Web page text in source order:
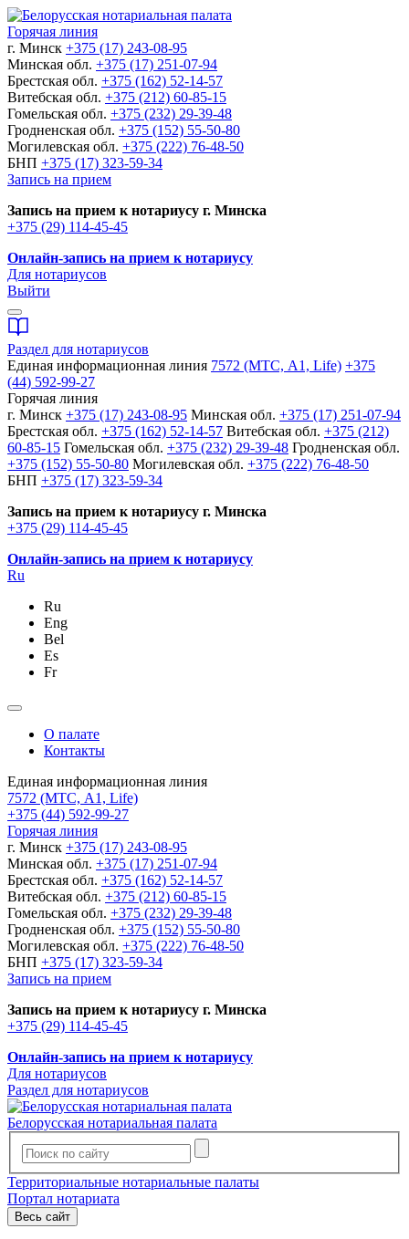
Горячая линия
г. Минск +375 (17) 243-08-95
Минская обл. +375 (17) 251-07-94
Брестская обл. +375 (162) 52-14-57
Витебская обл. +375 (212) 60-85-15
Гомельская обл. +375 (232) 29-39-48
Гродненская обл. +375 (152) 55-50-80
Могилевская обл. +375 (222) 76-48-50
БНП +375 (17) 323-59-34
Запись на прием
Запись на прием к нотариусу г. Минска
+375 (29) 114-45-45
Онлайн-запись на прием к нотариусу
Для нотариусов
Выйти
Раздел для нотариусов
Единая информационная линия 7572 (МТС, A1, Life) +375
(44) 592-99-27
Горячая линия
г. Минск +375 (17) 243-08-95 Минская обл. +375 (17) 251-07-94
Брестская обл. +375 (162) 52-14-57 Витебская обл. +375 (212)
60-85-15 Гомельская обл. +375 (232) 29-39-48 Гродненская обл.
+375 (152) 55-50-80 Могилевская обл. +375 (222) 76-48-50
БНП +375 (17) 323-59-34
Запись на прием к нотариусу г. Минска
+375 (29) 114-45-45
Онлайн-запись на прием к нотариусу
Ru
Ru
Eng
Bel
Es
Fr
О палате
Контакты
Единая информационная линия
7572 (МТС, A1, Life)
+375 (44) 592-99-27
Горячая линия
г. Минск +375 (17) 243-08-95
Минская обл. +375 (17) 251-07-94
Брестская обл. +375 (162) 52-14-57
Витебская обл. +375 (212) 60-85-15
Гомельская обл. +375 (232) 29-39-48
Гродненская обл. +375 (152) 55-50-80
Могилевская обл. +375 (222) 76-48-50
БНП +375 (17) 323-59-34
Запись на прием
Запись на прием к нотариусу г. Минска
+375 (29) 114-45-45
Онлайн-запись на прием к нотариусу
Для нотариусов
Раздел для нотариусов
Белорусская нотариальная палата
Территориальные нотариальные палаты
Портал нотариата
Весь сайт